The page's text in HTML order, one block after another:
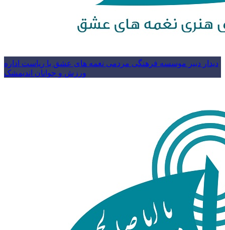
دیدار دبیر موسسه فرهنگی مردمی نغمه های عشق با ریاست اداره
ورزش و جوانان اندیمشک